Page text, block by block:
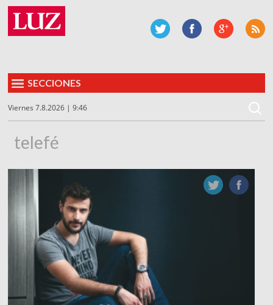
SECCIONES
Viernes 7.8.2026 | 9:46
telefé